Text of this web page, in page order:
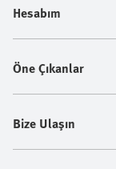
Hesabım
Öne Çıkanlar
Bize Ulaşın